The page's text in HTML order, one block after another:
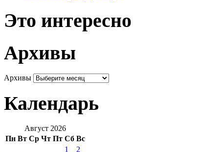
Это интересно
Архивы
Архивы
Календарь
Август 2026
Пн Вт Ср Чт Пт Сб Вс
1
2